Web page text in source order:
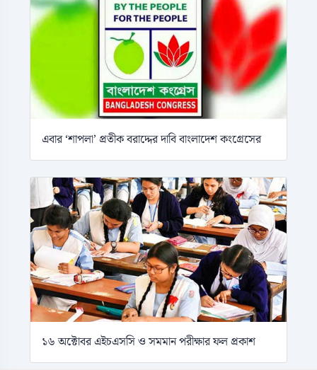
এবার ‘শাপলা’ প্রতীক বরাদ্দের দাবি বাংলাদেশ কংগ্রেসের
১৬ অক্টোবর এইচএসসি ও সমমান পরীক্ষার ফল প্রকাশ